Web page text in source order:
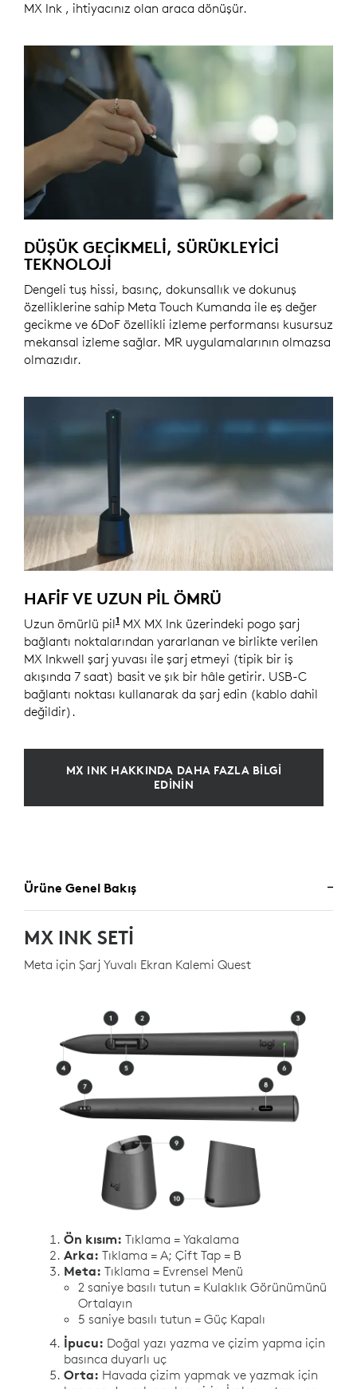
MX Ink , ihtiyacınız olan araca dönüşür.
DÜŞÜK GECIKMELI, SÜRÜKLEYICI
TEKNOLOJI
Dengeli tuş hissi, basınç, dokunsallık ve dokunuş
özelliklerine sahip Meta Touch Kumanda ile eş değer
gecikme ve 6DoF özellikli izleme performansı kusursuz
mekansal izleme sağlar. MR uygulamalarının olmazsa
olmazıdır.
HAFIF VE UZUN PIL ÖMRÜ
Uzun ömürlü pil1 Pil ömrü, kulaklığa ve uygulamalara
MX MX Ink üzerindeki pogo şarj
bağlantı noktalarından yararlanan ve birlikte verilen
MX Inkwell şarj yuvası ile şarj etmeyi (tipik bir iş
akışında 7 saat) basit ve şık bir hâle getirir. USB-C
bağlantı noktası kullanarak da şarj edin (kablo dahil
değildir).
MX INK HAKKINDA DAHA FAZLA BİLGİ
EDİNİN
Ürüne Genel Bakış
MX INK SETI
Meta için Şarj Yuvalı Ekran Kalemi Quest
Ön kısım: Tıklama = Yakalama
Arka: Tıklama = A; Çift Tap = B
Meta: Tıklama = Evrensel Menü
2 saniye basılı tutun = Kulaklık Görünümünü
Ortalayın
5 saniye basılı tutun = Güç Kapalı
İpucu: Doğal yazı yazma ve çizim yapma için
basınca duyarlı uç
Orta: Havada çizim yapmak ve yazmak için